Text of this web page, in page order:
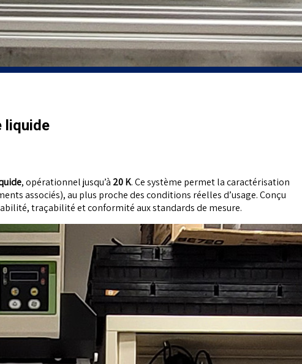
liquide
, opérationnel jusqu’à 20 K. Ce système permet la caractérisation
associés), au plus proche des conditions réelles d’usage. Conçu
traçabilité et conformité aux standards de mesure.